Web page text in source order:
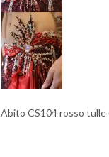
Abito CS104 rosso tulle